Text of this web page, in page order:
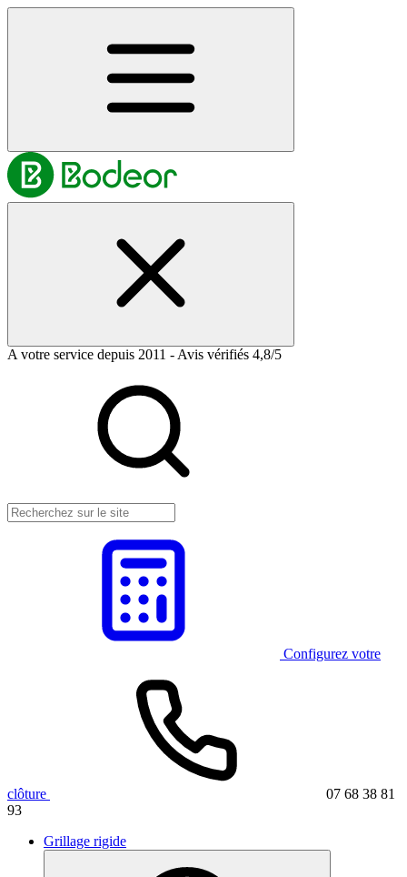
A votre service depuis 2011 - Avis vérifiés 4,8/5
Configurez votre
clôture
07 68 38 81
93
Grillage rigide